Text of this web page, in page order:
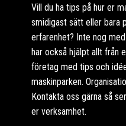
Vill du ha tips på hur er
smidigast sätt eller bara
erfarenhet? Inte nog
har också hjälpt allt från
företag med tips och
maskinparken.
Kontakta oss gärna så
er verksamhet.